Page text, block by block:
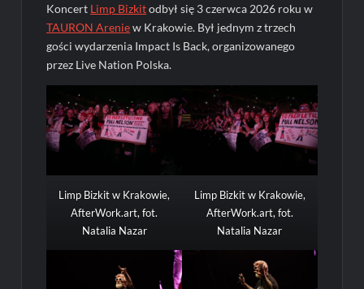
Koncert Limp Bizkitodbył się 3 czerwca 2026 roku w
TAURON Areniew Krakowie. Był jednym z trzech
gości wydarzenia Impact Is Back, organizowanego
przez Live Nation Polska.
Limp Bizkit w Krakowie,
AfterWork.art, fot.
Natalia Nazar
Limp Bizkit w Krakowie,
AfterWork.art, fot.
Natalia Nazar